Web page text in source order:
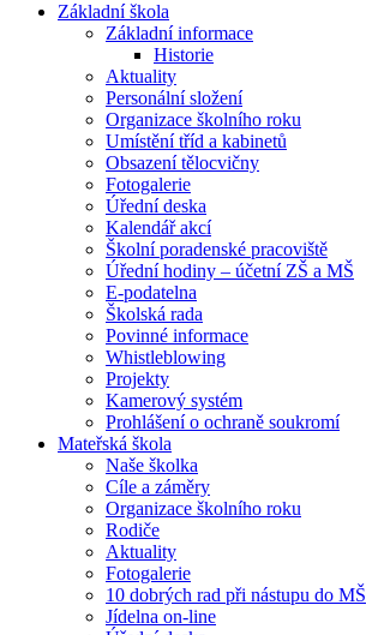
Základní škola
Základní informace
Historie
Aktuality
Personální složení
Organizace školního roku
Umístění tříd a kabinetů
Obsazení tělocvičny
Fotogalerie
Úřední deska
Kalendář akcí
Školní poradenské pracoviště
Úřední hodiny – účetní ZŠ a MŠ
E-podatelna
Školská rada
Povinné informace
Whistleblowing
Projekty
Kamerový systém
Prohlášení o ochraně soukromí
Mateřská škola
Naše školka
Cíle a záměry
Organizace školního roku
Rodiče
Aktuality
Fotogalerie
10 dobrých rad při nástupu do MŠ
Jídelna on-line